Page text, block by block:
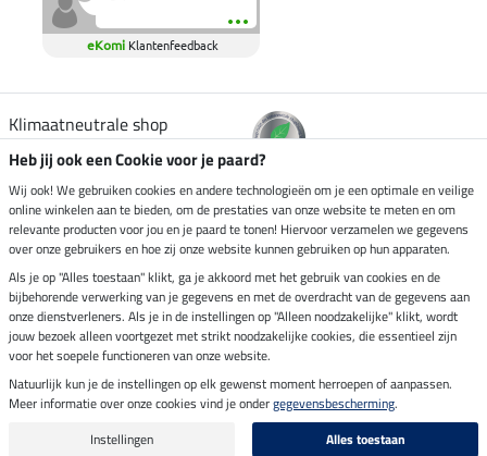
eKomi Klantenfeedback
Klimaatneutrale shop
Verzending per
Veilig betalen met
Impressum
Laatste update op 10.08.2026 om 14:33 uur
Alle prijzen in euro's, incl. BTW, excl. verzendkosten.
Heb jij ook een Cookie voor je paard?
Wij ook! We gebruiken cookies en andere technologieën om je een optimale en veilige
online winkelen aan te bieden, om de prestaties van onze website te meten en om
relevante producten voor jou en je paard te tonen! Hiervoor verzamelen we gegevens
over onze gebruikers en hoe zij onze website kunnen gebruiken op hun apparaten.
Als je op "Alles toestaan" klikt, ga je akkoord met het gebruik van cookies en de
bijbehorende verwerking van je gegevens en met de overdracht van de gegevens aan
onze dienstverleners. Als je in de instellingen op "Alleen noodzakelijke" klikt, wordt
jouw bezoek alleen voortgezet met strikt noodzakelijke cookies, die essentieel zijn
voor het soepele functioneren van onze website.
Natuurlijk kun je de instellingen op elk gewenst moment herroepen of aanpassen.
Meer informatie over onze cookies vind je ondergegevensbescherming.
Instellingen
Alles toestaan